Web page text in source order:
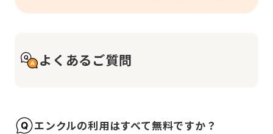
よくあるご質問
エンクルの利用はすべて無料ですか？